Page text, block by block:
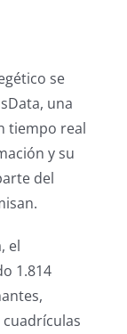
se
una
tiempo real
y su
del
el
1.814